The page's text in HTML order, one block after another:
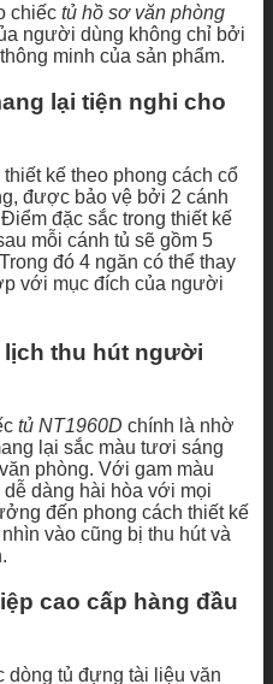
chiếc tủ hồ sơ văn phòng
người dùng không chỉ bởi
minh của sản phẩm.
lại tiện nghi cho
kế theo phong cách cổ
được bảo vệ bởi 2 cánh
đặc sắc trong thiết kế
mỗi cánh tủ sẽ gồm 5
đó 4 ngăn có thể thay
với mục đích của người
lịch thu hút người
tủ NT1960D chính là nhờ
lại sắc màu tươi sáng
phòng. Với gam màu
dàng hài hòa với mọi
đến phong cách thiết kế
vào cũng bị thu hút và
cao cấp hàng đầu
dòng tủ đựng tài liệu văn